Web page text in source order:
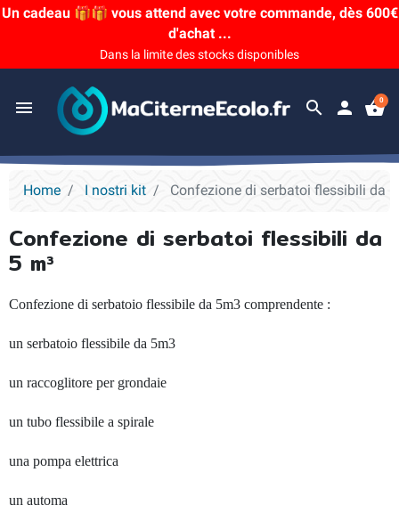
Un cadeau 🎁🎁 vous attend avec votre commande, dès 600€
d'achat ...
Dans la limite des stocks disponibles
menu search person shopping_basket
0
Home I nostri kit Confezione di serbatoi flessibili da 5
Confezione di serbatoi flessibili da
5 m³
Confezione di serbatoio flessibile da 5m3 comprendente :
un serbatoio flessibile da 5m3
un raccoglitore per grondaie
un tubo flessibile a spirale
una pompa elettrica
un automa